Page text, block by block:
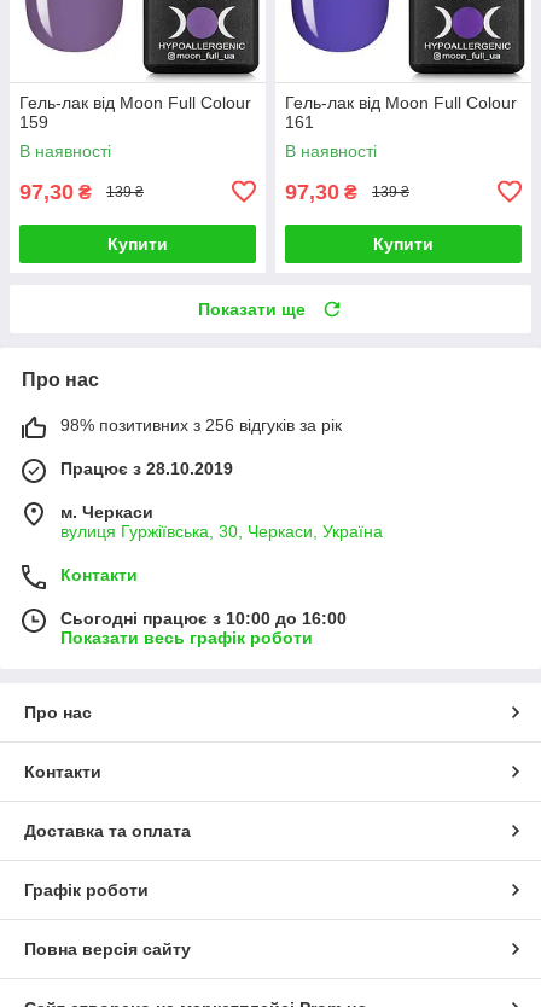
Гель-лак від Moon Full Colour
159
В наявності
97,30 ₴ 139 ₴
Купити
Гель-лак від Moon Full Colour
161
В наявності
97,30 ₴ 139 ₴
Купити
Показати ще
Про нас
98% позитивних з 256 відгуків за рік
Працює з 28.10.2019
м. Черкаси
вулиця Гуржіївська, 30, Черкаси, Україна
Контакти
Сьогодні працює з 10:00 до 16:00
Показати весь графік роботи
Про нас
Контакти
Доставка та оплата
Графік роботи
Повна версія сайту